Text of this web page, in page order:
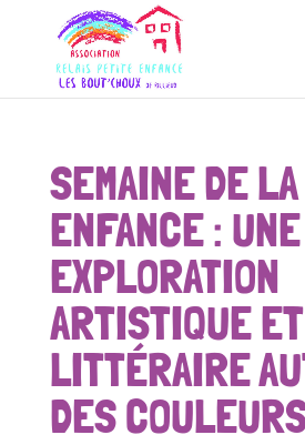
SEMAINE DE
ENFANCE : UNE
EXPLORATION
ARTISTIQUE ET
LITTÉRAIRE
DES